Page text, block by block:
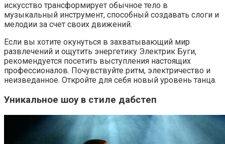
искусство трансформирует обычное тело в
музыкальный инструмент, способный создавать слоги и
мелодии за счет своих движений.
Если вы хотите окунуться в захватывающий мир
развлечений и ощутить энергетику Электрик Буги,
рекомендуется посетить выступления настоящих
профессионалов. Почувствуйте ритм, электричество и
неизведанное. Откройте для себя новый уровень танца.
Уникальное шоу в стиле дабстеп